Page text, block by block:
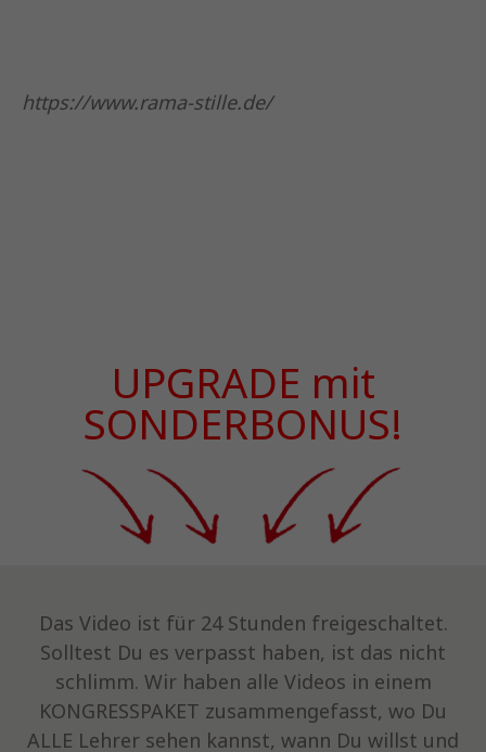
https://www.rama-stille.de/
UPGRADE mit
SONDERBONUS!
Das Video ist für 24 Stunden freigeschaltet.
Solltest Du es verpasst haben, ist das nicht
schlimm. Wir haben alle Videos in einem
KONGRESSPAKET zusammengefasst, wo Du
ALLE Lehrer sehen kannst, wann Du willst und